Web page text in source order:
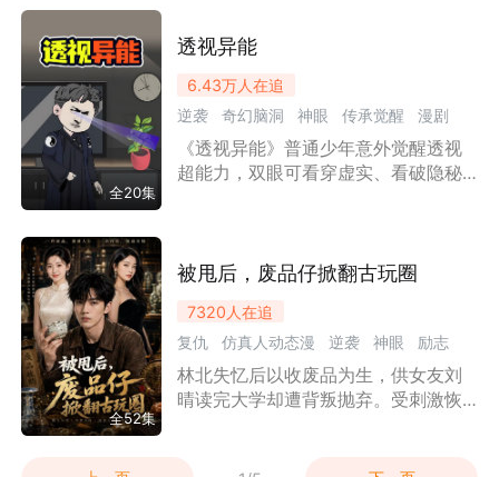
应对挑战，在一次次鉴宝冒险里积累
全20集
透视异能
6.43万人在追
逆袭
奇幻脑洞 神眼 传承觉醒
漫剧
沙雕漫
《透视异能》普通少年意外觉醒透视
超能力，双眼可看穿虚实、看破隐秘
藏的秘密，对抗心怀不轨之人，在一
全52集
被甩后，废品仔掀翻古玩圈
7320 人在追
复仇
仿真人动态漫 逆袭 神眼
励志
情感
都市 漫剧
林北失忆后以收废品为生，供女友刘
晴读完大学却遭背叛抛弃。受刺激恢
圈。他当众打脸伪专家，设计让背叛